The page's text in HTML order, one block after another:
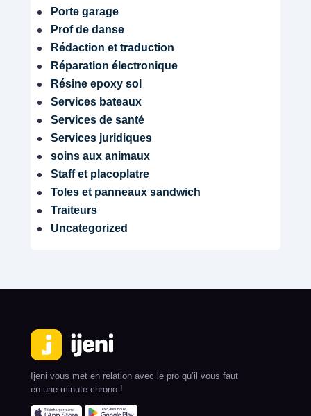
Porte garage
Prof de danse
Rédaction et traduction
Réparation électronique
Résine epoxy sol
Services bateaux
Services de santé
Services juridiques
soins aux animaux
Staff et placoplatre
Toles et panneaux sandwich
Traiteurs
Uncategorized
Ijeni vous met en relation avec le pro qu’il vous faut
en une minute chrono !